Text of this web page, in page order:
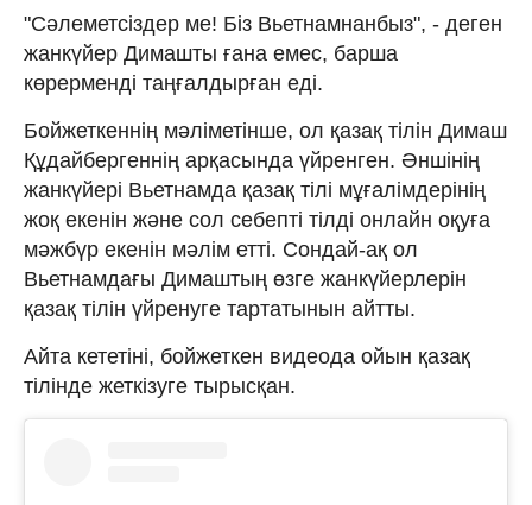
"Сәлеметсіздер ме! Біз Вьетнамнанбыз", - деген
жанкүйер Димашты ғана емес, барша
көрерменді таңғалдырған еді.
Бойжеткеннің мәліметінше, ол қазақ тілін Димаш
Құдайбергеннің арқасында үйренген. Әншінің
жанкүйері Вьетнамда қазақ тілі мұғалімдерінің
жоқ екенін және сол себепті тілді онлайн оқуға
мәжбүр екенін мәлім етті. Сондай-ақ ол
Вьетнамдағы Димаштың өзге жанкүйерлерін
қазақ тілін үйренуге тартатынын айтты.
Айта кететіні, бойжеткен видеода ойын қазақ
тілінде жеткізуге тырысқан.